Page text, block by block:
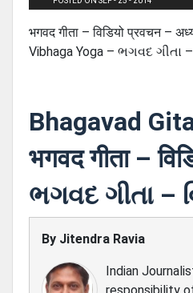
भगवद गीता – विडियो प्रवचन –
Vibhaga Yoga – ભગવદ ગીતા
Bhagavad
भगवद गीता –
ભગવદ ગીતા –
By Jitendra Ravia
Indian